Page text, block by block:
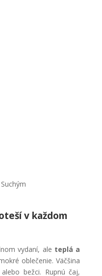
v každom
vydaní, ale teplá a
oblečenie. Väčšina
bežci. Rupnú čaj,